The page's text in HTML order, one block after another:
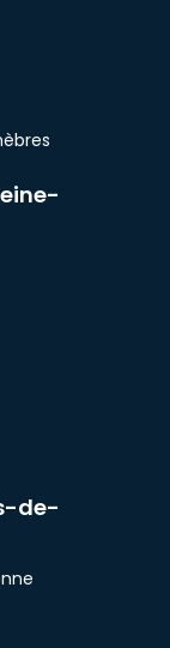
de-